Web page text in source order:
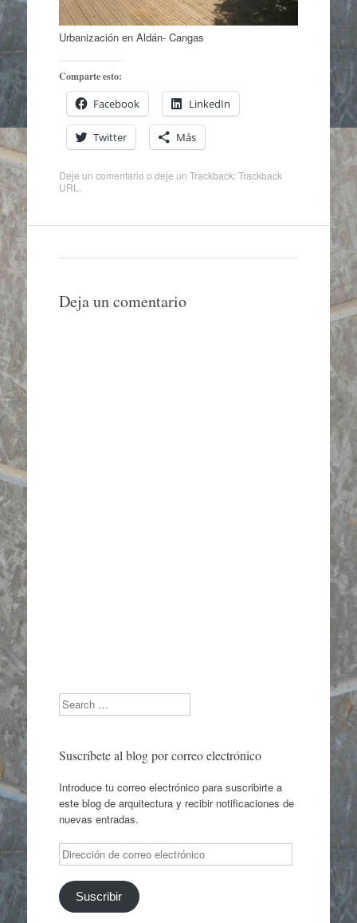
Urbanización en Aldán- Cangas
Comparte esto:
Facebook LinkedIn
Twitter Más
Deje un comentario o deje un Trackback:Trackback
URL
Deja un comentario
Search
Suscríbete al blog por correo electrónico
Introduce tu correo electrónico para suscribirte a
este blog de arquitectura y recibir notificaciones de
nuevas entradas.
Dirección
de
correo
electrónico
Suscribir